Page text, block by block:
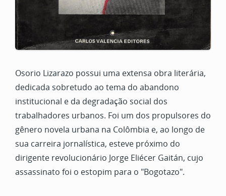
Osorio Lizarazo possui uma extensa obra literária,
dedicada sobretudo ao tema do abandono
institucional e da degradação social dos
trabalhadores urbanos. Foi um dos propulsores do
gênero novela urbana na Colômbia e, ao longo de
sua carreira jornalística, esteve próximo do
dirigente revolucionário Jorge Eliécer Gaitán, cujo
assassinato foi o estopim para o "Bogotazo".